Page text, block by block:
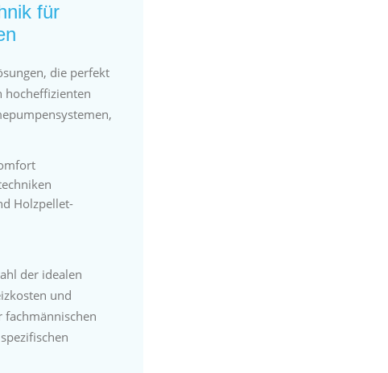
für
die perfekt
hocheffizienten
Holzpellet-
der idealen
und